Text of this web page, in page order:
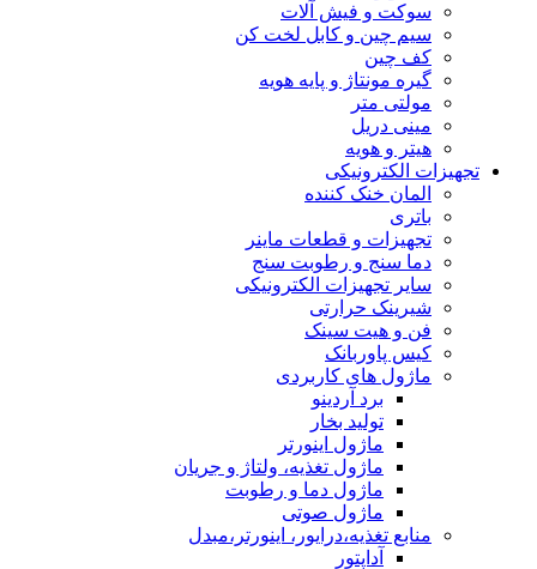
سوکت و فیش آلات
سیم چین و کابل لخت کن
کف چین
گیره مونتاژ و پایه هویه
مولتی متر
مینی دریل
هیتر و هویه
تجهیزات الکترونیکی
المان خنک کننده
باتری
تجهیزات و قطعات ماینر
دما سنج و رطوبت سنج
سایر تجهیزات الکترونیکی
شیرینک حرارتی
فن و هیت سینک
کیس پاوربانک
ماژول های کاربردی
برد آردینو
تولید بخار
ماژول اینورتر
ماژول تغذیه، ولتاژ و جریان
ماژول دما و رطوبت
ماژول صوتی
منابع تغذیه،درایور، اینورتر،مبدل
آداپتور